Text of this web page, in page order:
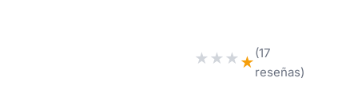
★ ★ ★ ★
(17
reseñas)